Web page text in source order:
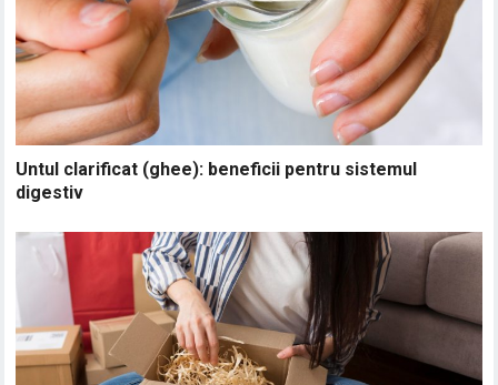
Untul clarificat (ghee): beneficii pentru sistemul
digestiv